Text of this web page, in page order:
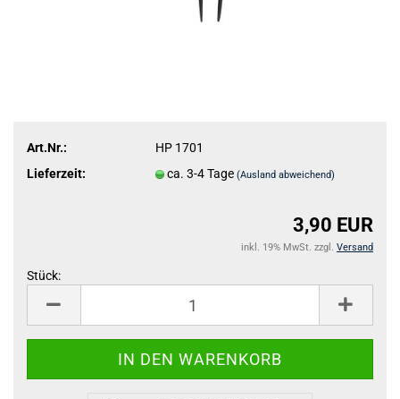
Art.Nr.:
HP 1701
Lieferzeit:
ca. 3-4 Tage(Ausland abweichend)
3,90 EUR
inkl. 19% MwSt. zzgl. Versand
Stück: